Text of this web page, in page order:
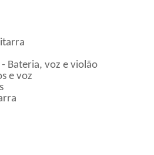
Bateria, voz e violão
e voz